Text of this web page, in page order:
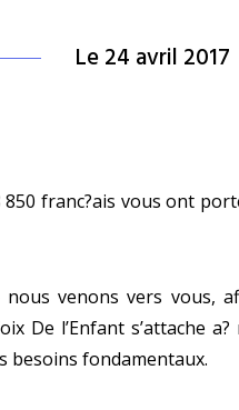
Le 24 avril 2017
franc?ais vous ont
nous venons vers vous,
De l’Enfant s’attache
besoins fondamentaux.